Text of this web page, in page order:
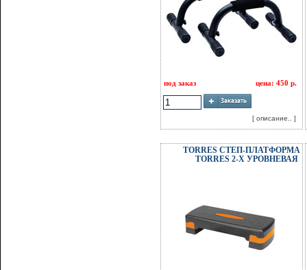
под заказ цена: 450 р.
[ описание.. ]
TORRES СТЕП-ПЛАТФОРМА
TORRES 2-Х УРОВНЕВАЯ